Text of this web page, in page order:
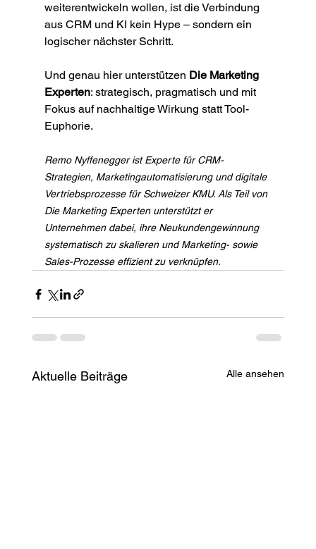
weiterentwickeln wollen, ist die Verbindung
aus CRM und KI kein Hype – sondern ein
logischer nächster Schritt.
Und genau hier unterstützen Die Marketing
Experten: strategisch, pragmatisch und mit
Fokus auf nachhaltige Wirkung statt Tool-
Euphorie.
Remo Nyffenegger ist Experte für CRM-
Strategien, Marketingautomatisierung und digitale
Vertriebsprozesse für Schweizer KMU. Als Teil von
Die Marketing Experten unterstützt er
Unternehmen dabei, ihre Neukundengewinnung
systematisch zu skalieren und Marketing- sowie
Sales-Prozesse effizient zu verknüpfen.
Aktuelle Beiträge Alle ansehen